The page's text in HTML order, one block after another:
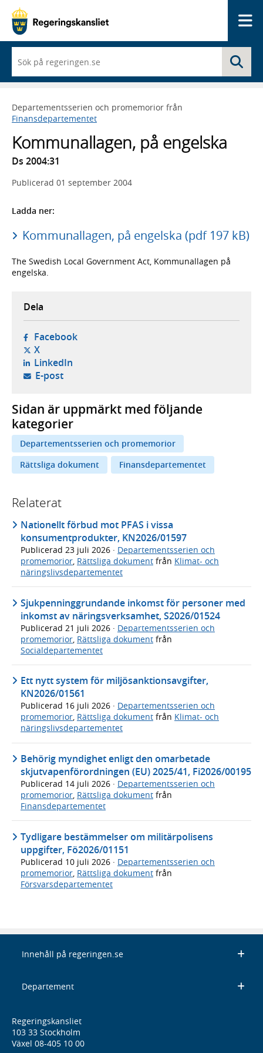
du
börjar
skriva
framträder
en
med
sökförslag
Departementsserien och promemorior från
Finansdepartementet
Kommunallagen, på engelska
Ds 2004:31
Publicerad 01 september 2004
Ladda ner:
Kommunallagen, på engelska (pdf 197 kB)
The Swedish Local Government Act, Kommunallagen på
engelska.
Dela
Facebook- öppnas i ny flik, extern webbplats,
X- öppnas i ny flik, extern webbplats,
LinkedIn- öppnas i ny flik, extern webbplats,
E-post- öppnar din e-postklient,
Sidan är uppmärkt med följande
kategorier
Departementsserien och promemorior
Rättsliga dokument
Finansdepartementet
Relaterat
Nationellt förbud mot PFAS i vissa
konsumentprodukter, KN2026/01597
Publicerad 23 juli 2026 · Departementsserien och
promemorior, Rättsliga dokument från Klimat- och
näringslivsdepartementet
Sjukpenninggrundande inkomst för personer med
inkomst av näringsverksamhet, S2026/01524
Publicerad 21 juli 2026 · Departementsserien och
promemorior Rättsliga dokument från
Socialdepartementet
Ett nytt system för miljösanktionsavgifter,
KN2026/01561
Publicerad 16 juli 2026 · Departementsserien och
promemorior, Rättsliga dokument från Klimat- och
näringslivsdepartementet
Behörig myndighet enligt den omarbetade
skjutvapenförordningen (EU) 2025/41, Fi2026/00195
Publicerad 14 juli 2026 · Departementsserien och
promemorior, Rättsliga dokument från
Finansdepartementet
Tydligare bestämmelser om militärpolisens
uppgifter, Fö2026/01151
Publicerad 10 juli 2026 · Departementsserien och
promemorior Rättsliga dokument från
Försvarsdepartementet
Innehåll på regeringen.se
Departement
Regeringskansliet
103 33 Stockholm
Växel 08-405 10 00